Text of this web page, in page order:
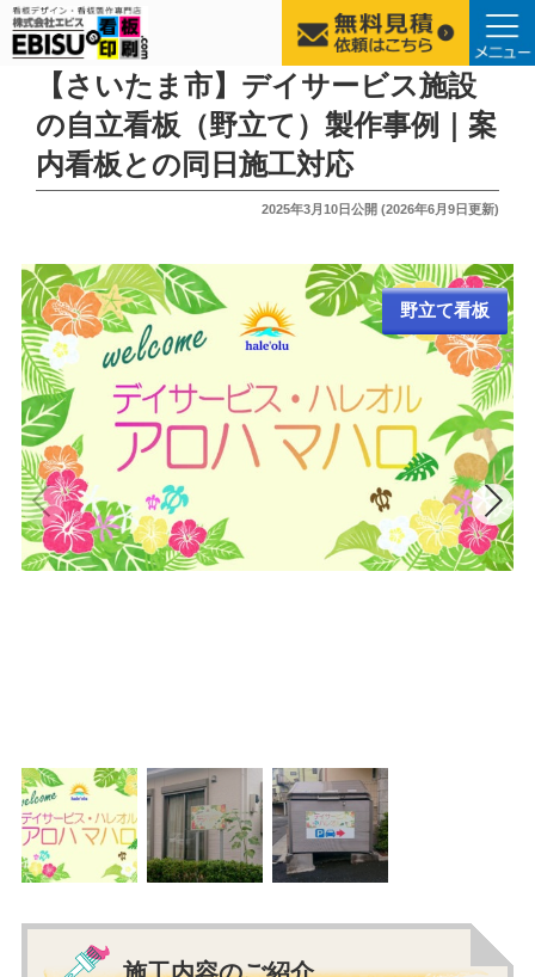
【さいたま市】デイサービス施設
の自立看板（野立て）製作事例｜案
内看板との同日施工対応
投
2025年3月10日公開 (2026年6月9日更新)
野立て看板